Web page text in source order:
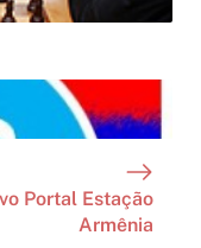
Portal Estação
Armênia